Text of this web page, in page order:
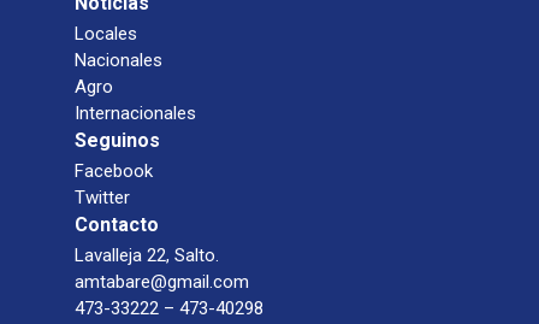
Locales
Nacionales
Agro
Internacionales
Seguinos
Facebook
Twitter
Contacto
Lavalleja 22, Salto.
amtabare@gmail.com
473-33222 – 473-40298